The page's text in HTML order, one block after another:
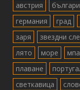
австрия
германия
град
заря
звездни
лято
море
плаване
светкавица